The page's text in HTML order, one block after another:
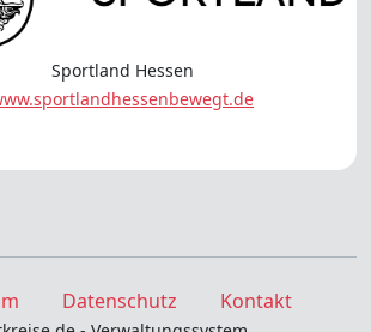
Sportland Hessen
Datenschutz Kontakt